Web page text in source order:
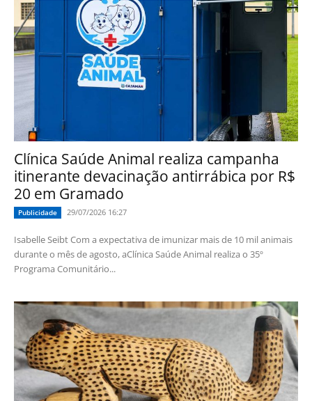
Clínica Saúde Animal realiza campanha
itinerante devacinação antirrábica por R$
20 em Gramado
Publicidade 29/07/2026 16:27
Isabelle Seibt Com a expectativa de imunizar mais de 10 mil animais
durante o mês de agosto, aClínica Saúde Animal realiza o 35º
Programa Comunitário...